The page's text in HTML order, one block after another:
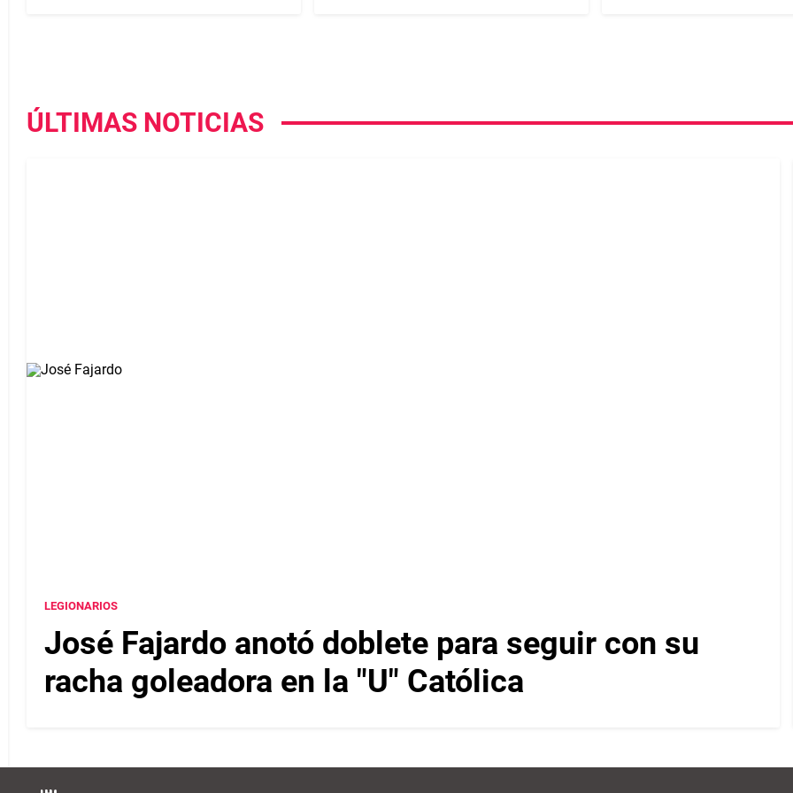
ÚLTIMAS NOTICIAS
LEGIONARIOS
José Fajardo anotó doblete para seguir con su
racha goleadora en la "U" Católica